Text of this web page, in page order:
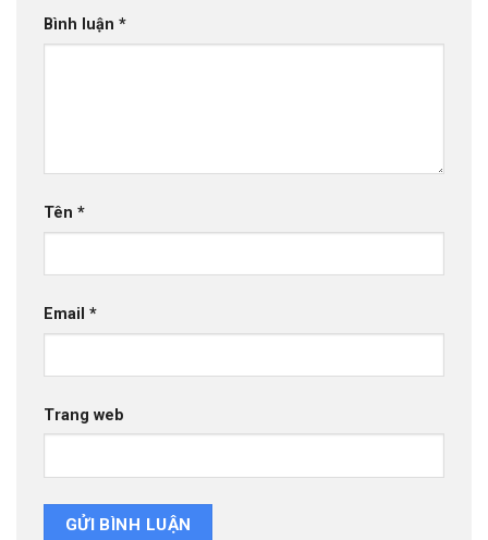
Bình luận *
Tên *
Email *
Trang web